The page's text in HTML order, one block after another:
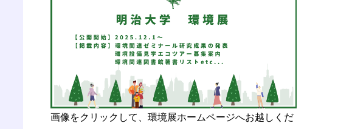
画像をクリックして、環境展ホームページへお越しくだ